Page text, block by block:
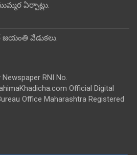
ఏర్పాట్లు.
వేడుకలు.
RNI No.
Official Digital
Office Maharashtra Registered